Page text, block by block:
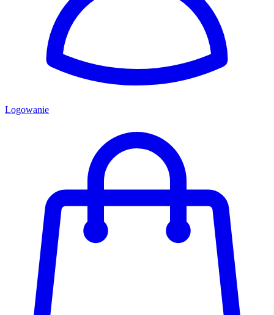
Logowanie